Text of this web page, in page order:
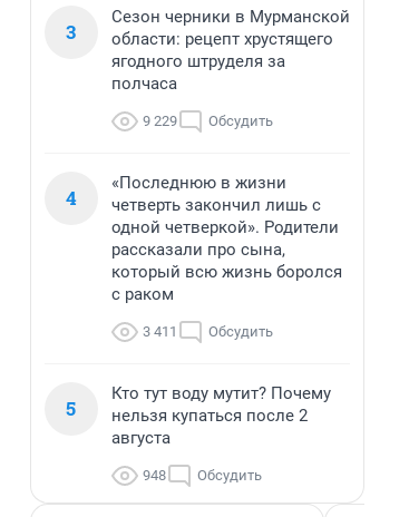
3
Сезон черники в Мурманской
области: рецепт хрустящего
ягодного штруделя за
полчаса
9 229 Обсудить
4
«Последнюю в жизни
четверть закончил лишь с
одной четверкой». Родители
рассказали про сына,
который всю жизнь боролся
с раком
3 411 Обсудить
5
Кто тут воду мутит? Почему
нельзя купаться после 2
августа
948 Обсудить